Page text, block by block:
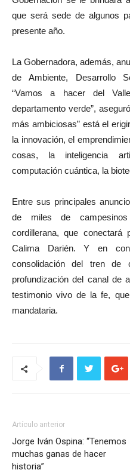
que será sede de algunos
presente año.
La Gobernadora, además,
de Ambiente, Desarrollo
“Vamos a hacer del
departamento verde”,
más ambiciosas” está el
la innovación, el
cosas, la inteligencia
computación cuántica, la
Entre sus principales
de miles de campesinos
cordillerana, que
Calima Darién. Y en
consolidación del tren
profundización del canal de
testimonio vivo de la fe,
mandataria.
Artículo anterior
Jorge Iván Ospina: “Tenemos
muchas ganas de hacer
historia”